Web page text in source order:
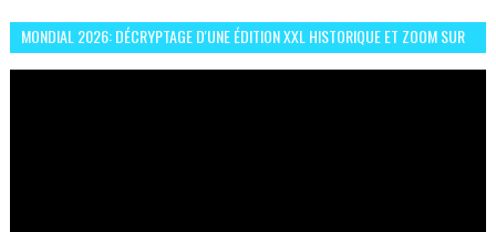
MONDIAL 2026: DÉCRYPTAGE D'UNE ÉDITION XXL HISTORIQUE ET ZOOM SUR